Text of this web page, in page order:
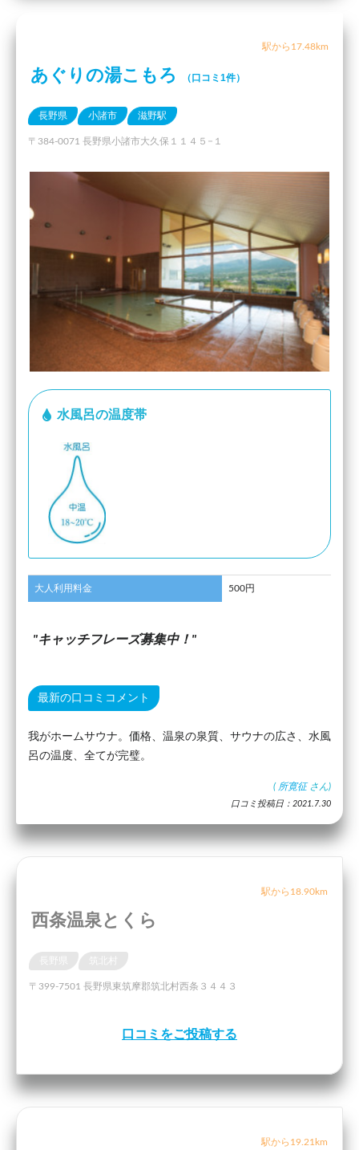
駅から17.48km
あぐりの湯こもろ （口コミ1件）
長野県 小諸市 滋野駅
〒384-0071 長野県小諸市大久保１１４５−１
水風呂の温度帯
大人利用料金 500円
キャッチフレーズ募集中！
最新の口コミコメント
我がホームサウナ。価格、温泉の泉質、サウナの広さ、水風
呂の温度、全てが完璧。
( 所寛征 さん)
口コミ投稿日：2021.7.30
駅から18.90km
西条温泉とくら
〒399-7501 長野県東筑摩郡筑北村西条３４４３
口コミをご投稿する
駅から19.21km